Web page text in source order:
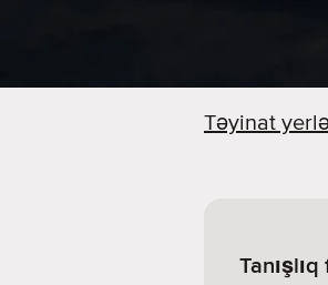
Təyinat